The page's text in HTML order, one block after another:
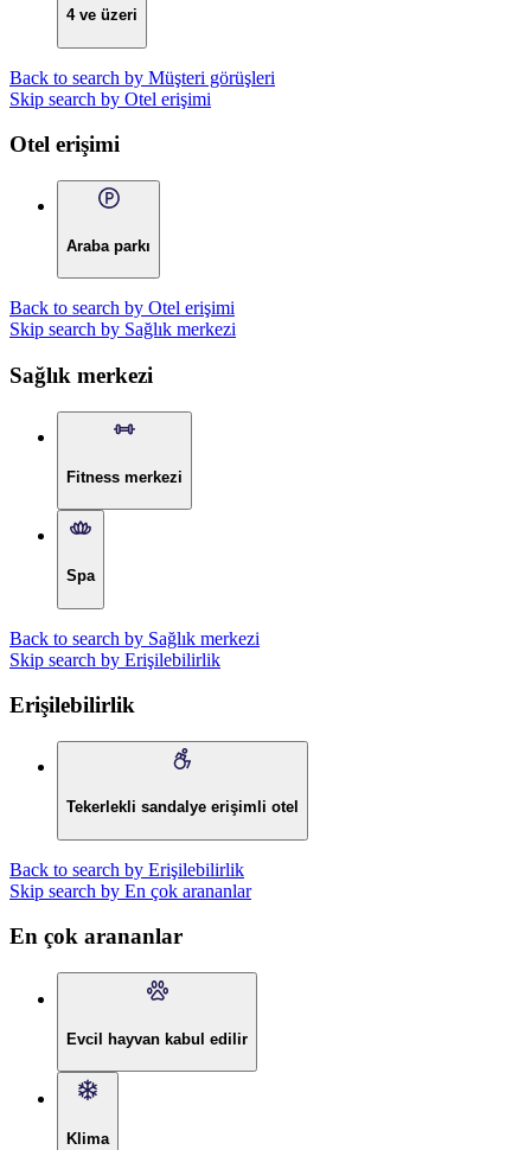
4 ve üzeri
Back to search by Müşteri görüşleri
Skip search by Otel erişimi
Otel erişimi
Araba parkı
Back to search by Otel erişimi
Skip search by Sağlık merkezi
Sağlık merkezi
Fitness merkezi
Spa
Back to search by Sağlık merkezi
Skip search by Erişilebilirlik
Erişilebilirlik
Tekerlekli sandalye erişimli otel
Back to search by Erişilebilirlik
Skip search by En çok arananlar
En çok arananlar
Evcil hayvan kabul edilir
Klima